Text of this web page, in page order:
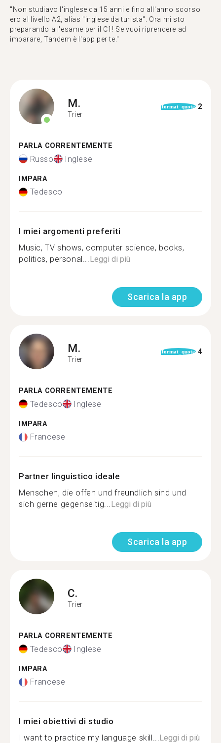
"Non studiavo l'inglese da 15 anni e fino all'anno scorso
ero al livello A2, alias "inglese da turista". Ora mi sto
preparando all'esame per il C1! Se vuoi riprendere ad
imparare, Tandem è l'app per te."
M.
Trier
format_quote 2
PARLA CORRENTEMENTE
Russo Inglese
IMPARA
Tedesco
I miei argomenti preferiti
Music, TV shows, computer science, books,
politics, personal...Leggi di più
Scarica la app
M.
Trier
format_quote 4
PARLA CORRENTEMENTE
Tedesco Inglese
IMPARA
Francese
Partner linguistico ideale
Menschen, die offen und freundlich sind und
sich gerne gegenseitig...Leggi di più
Scarica la app
C.
Trier
PARLA CORRENTEMENTE
Tedesco Inglese
IMPARA
Francese
I miei obiettivi di studio
I want to practice my language skill...Leggi di più